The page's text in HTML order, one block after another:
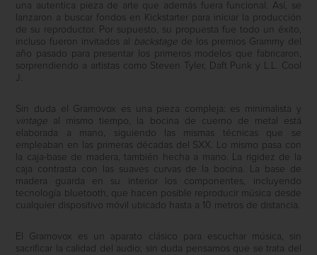
una autentica pieza de arte que además fuera funcional. Así, se
lanzaron a buscar fondos en Kickstarter para iniciar la producción
de su reproductor. Por supuesto, su propuesta fue todo un éxito,
incluso fueron invitados al backstage de los premios Grammy del
año pasado para presentar los primeros modelos que fabricaron,
sorprendiendo a artistas como Steven Tyler, Daft Punk y L.L. Cool
J.
Sin duda el Gramovox es una pieza compleja: es minimalista y
vintage al mismo tiempo, la bocina de cuerno de metal está
elaborada a mano, siguiendo las mismas técnicas que se
empleaban en las primeras décadas del SXX. Lo mismo pasa con
la caja-base de madera, también hecha a mano. La rigidez de la
caja contrasta con las suaves curvas de la bocina. La base de
madera guarda en su interior los componentes, incluyendo
tecnología bluetooth, que hacen posible reproducir música desde
cualquier dispositivo móvil ubicado hasta a 10 metros de distancia.
El Gramovox es un aparato clásico para escuchar música, sin
sacrificar la calidad del audio; sin duda pensamos que se trata del